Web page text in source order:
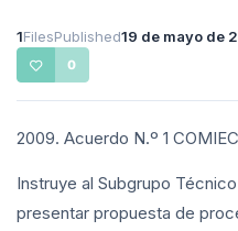
1FilesPublished19 de mayo de
0
2009. Acuerdo N.º 1
Instruye al Subgrupo
presentar propuesta de